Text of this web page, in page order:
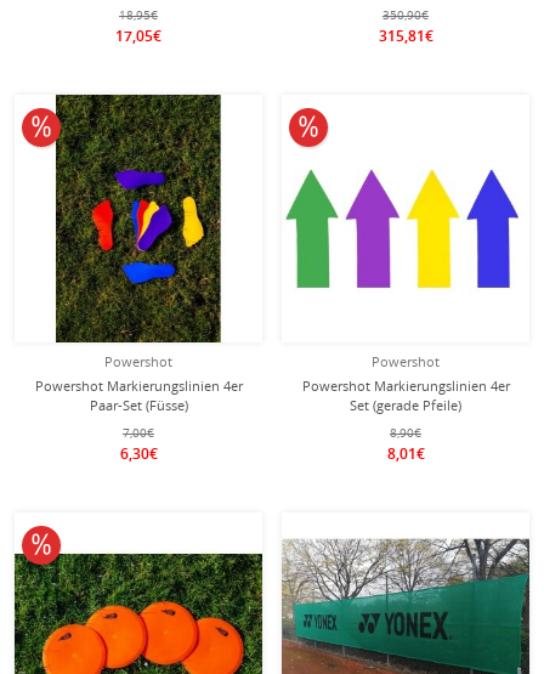
18,95€
17,05€
350,90€
315,81€
Powershot
Powershot Markierungslinien 4er
Paar-Set (Füsse)
7,00€
6,30€
10% reduziert
Powershot
Powershot Markierungslinien 4er
Set (gerade Pfeile)
8,90€
8,01€
10% reduziert
10% reduziert